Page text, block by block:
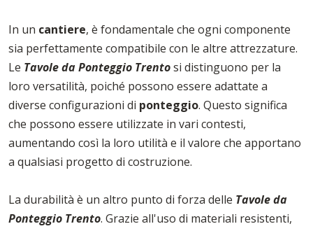
In un cantiere, è fondamentale che ogni componente
sia perfettamente compatibile con le altre attrezzature.
Le Tavole da Ponteggio Trentosi distinguono per la
loro versatilità, poiché possono essere adattate a
diverse configurazioni di ponteggio. Questo significa
che possono essere utilizzate in vari contesti,
aumentando così la loro utilità e il valore che apportano
a qualsiasi progetto di costruzione.
La durabilità è un altro punto di forza delle Tavole da
Ponteggio Trento. Grazie all'uso di materiali resistenti,